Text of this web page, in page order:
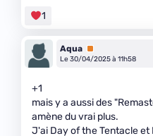
1
Aqua Premium
Le 30/04/2025 à 11h58
+1
mais y a aussi des
amène du vrai plus.
J'ai Day of the Tentacle et